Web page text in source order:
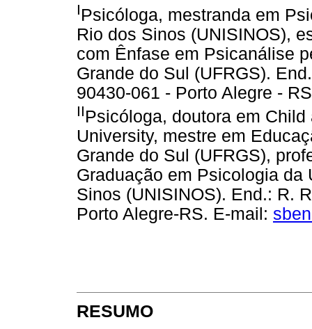
IPsicóloga, mestranda em
Rio dos Sinos (UNISINOS),
com Ênfase em Psicanálise
Grande do Sul (UFRGS).
90430-061 - Porto Alegre -
IIPsicóloga, doutora em
University, mestre em
Grande do Sul (UFRGS),
Graduação em Psicologia da
Sinos (UNISINOS). End.: R.
Porto Alegre-RS. E-mail:
RESUMO